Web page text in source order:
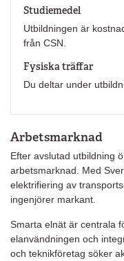
Studiemedel
Utbildningen är
från CSN.
Fysiska träffar
Du deltar under
Arbetsmarknad
Efter avslutad utbildning
arbetsmarknad. Med
elektrifiering av
ingenjörer markant.
Smarta elnät är centrala
elanvändningen och
och teknikföretag söker